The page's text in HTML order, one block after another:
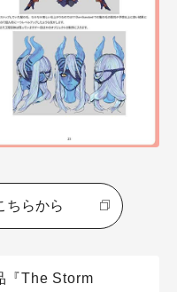
ちらから
『The Storm